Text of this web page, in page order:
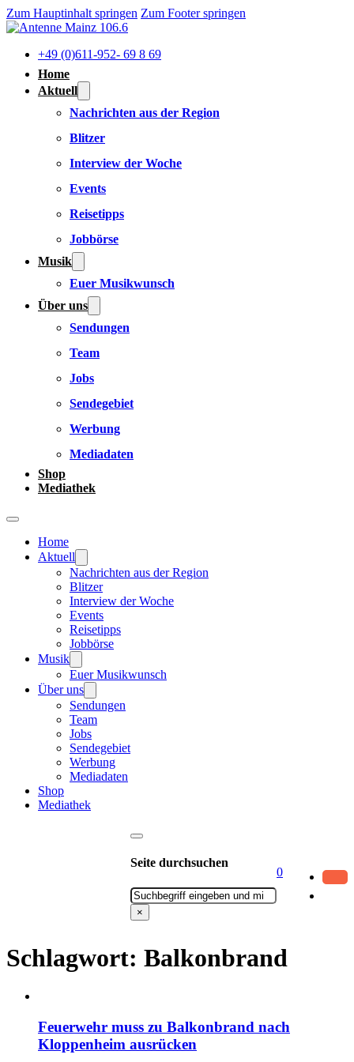
Zum Hauptinhalt springen Zum Footer springen
+49 (0)611-952- 69 8 69
Home
Aktuell
Nachrichten aus der Region
Blitzer
Interview der Woche
Events
Reisetipps
Jobbörse
Musik
Euer Musikwunsch
Über uns
Sendungen
Team
Jobs
Sendegebiet
Werbung
Mediadaten
Shop
Mediathek
Home
Aktuell
Nachrichten aus der Region
Blitzer
Interview der Woche
Events
Reisetipps
Jobbörse
Musik
Euer Musikwunsch
Über uns
Sendungen
Team
Jobs
Sendegebiet
Werbung
Mediadaten
Shop
Mediathek
Seite durchsuchen
Suchen
×
0
Schlagwort: Balkonbrand
Feuerwehr muss zu Balkonbrand nach
Kloppenheim ausrücken